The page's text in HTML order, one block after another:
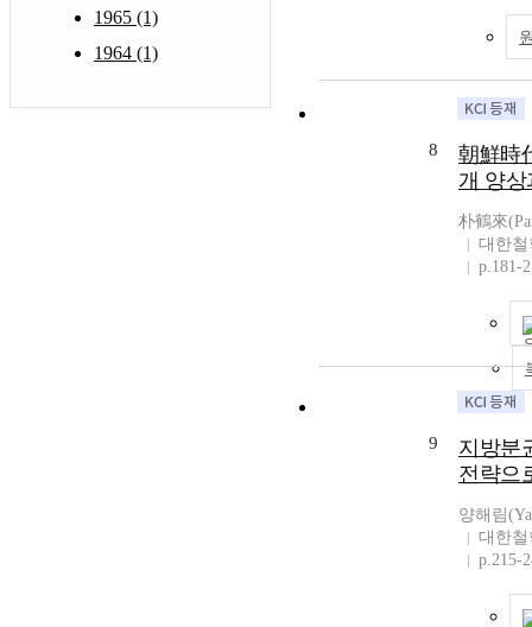
1965 (1)
1964 (1)
8
朝鮮時
개 양상
朴鶴來
대한철
p.181-
9
지방분
전략으
양해림
대한철
p.215-